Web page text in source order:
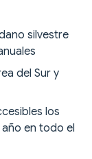
silvestre
del Sur y
los
en todo el